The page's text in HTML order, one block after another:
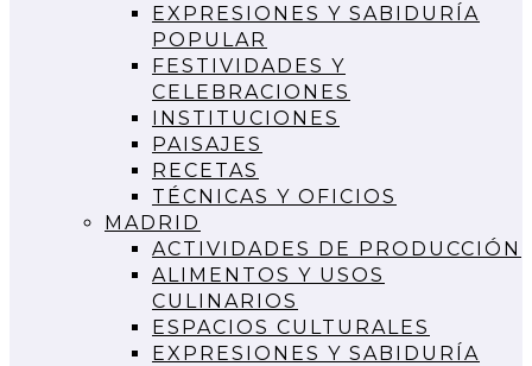
EXPRESIONES Y SABIDURÍA
POPULAR
FESTIVIDADES Y
CELEBRACIONES
INSTITUCIONES
PAISAJES
RECETAS
TÉCNICAS Y OFICIOS
MADRID
ACTIVIDADES DE PRODUCCIÓN
ALIMENTOS Y USOS
CULINARIOS
ESPACIOS CULTURALES
EXPRESIONES Y SABIDURÍA